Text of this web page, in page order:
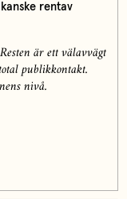
rentav
är ett välavvägt
publikkontakt.
nivå.